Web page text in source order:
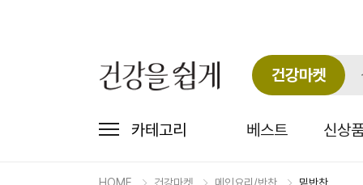
건강마켓
카테고리 베스트 신상